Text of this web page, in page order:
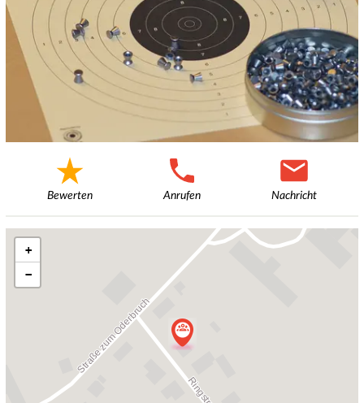
Bewerten Anrufen Nachricht
+
−